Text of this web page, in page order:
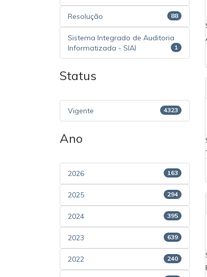
Resolução 88
Sistema Integrado de Auditoria
Informatizada - SIAI
1
Status
Vigente 4323
Ano
2026 163
2025 294
2024 395
2023 639
2022 240